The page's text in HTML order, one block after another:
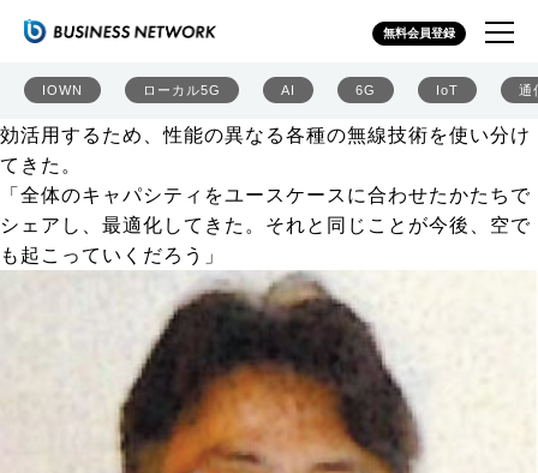
無料会員登録
IOWN ローカル5G AI 6G IoT 通
ソフトバンクの現在地 NTNで産業のデジタルデバイド解
消へ
私たちは現在、セルラーやWi-Fi、LPWAなど様々な無線
通信を使っている。無線リソースは有限であり、それを有
効活用するため、性能の異なる各種の無線技術を使い分け
てきた。
「全体のキャパシティをユースケースに合わせたかたちで
シェアし、最適化してきた。それと同じことが今後、空で
も起こっていくだろう」